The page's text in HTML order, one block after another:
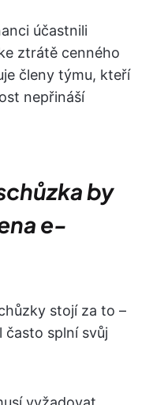
účastnili
ztrátě cenného
členy týmu, kteří
nepřináší
by
e-
stojí za to –
často splní svůj